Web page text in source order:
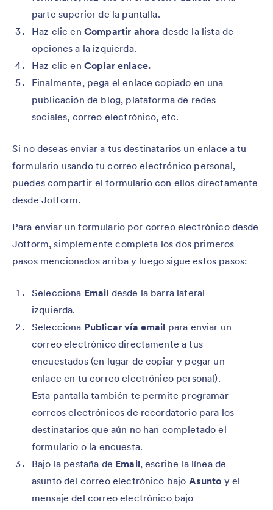
parte superior de la pantalla.
Haz clic en Compartir ahora desde la lista de
opciones a la izquierda.
Haz clic en Copiar enlace.
Finalmente, pega el enlace copiado en una
publicación de blog, plataforma de redes
sociales, correo electrónico, etc.
Si no deseas enviar a tus destinatarios un enlace a tu
formulario usando tu correo electrónico personal,
puedes compartir el formulario con ellos directamente
desde Jotform.
Para enviar un formulario por correo electrónico desde
Jotform, simplemente completa los dos primeros
pasos mencionados arriba y luego sigue estos pasos:
Selecciona Email desde la barra lateral
izquierda.
Selecciona Publicar vía email para enviar un
correo electrónico directamente a tus
encuestados (en lugar de copiar y pegar un
enlace en tu correo electrónico personal).
Esta pantalla también te permite programar
correos electrónicos de recordatorio para los
destinatarios que aún no han completado el
formulario o la encuesta.
Bajo la pestaña de Email, escribe la línea de
asunto del correo electrónico bajo Asunto y el
mensaje del correo electrónico bajo